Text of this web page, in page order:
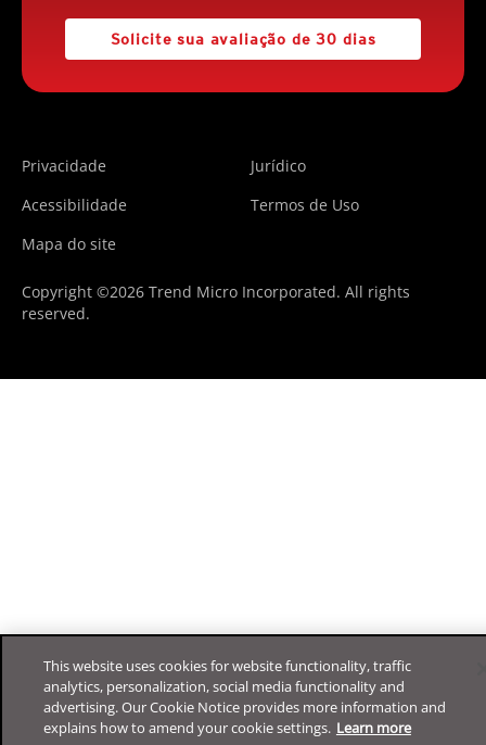
Solicite sua avaliação de 30 dias
Privacidade
Jurídico
Acessibilidade
Termos de Uso
Mapa do site
Copyright ©2026 Trend Micro Incorporated. All rights
reserved.
This website uses cookies for website functionality, traffic
analytics, personalization, social media functionality and
advertising. Our Cookie Notice provides more information and
explains how to amend your cookie settings. Learn more